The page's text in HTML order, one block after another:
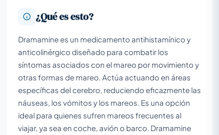
¿Qué es esto?
Dramamine es un medicamento antihistamínico y
anticolinérgico diseñado para combatir los
síntomas asociados con el mareo por movimiento y
otras formas de mareo. Actúa actuando en áreas
específicas del cerebro, reduciendo eficazmente las
náuseas, los vómitos y los mareos. Es una opción
ideal para quienes sufren mareos frecuentes al
viajar, ya sea en coche, avión o barco. Dramamine